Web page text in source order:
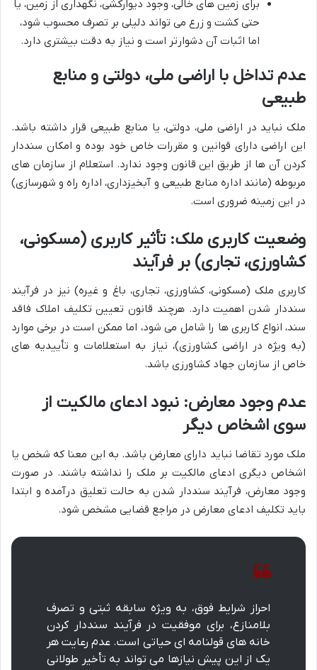
برای زمین های خالی، وجود دیوارکشی، نگهداری از زمین، یا
حتی کشت و زرع می تواند دلیلی بر تصرف محسوب شود،
اما اثبات آن دشوارتر است و نیاز به دقت بیشتری دارد.
عدم تداخل با اراضی ملی، دولتی و منابع
طبیعی
ملک نباید در اراضی ملی، دولتی، یا منابع طبیعی قرار داشته باشد.
این اراضی دارای قوانین و مقررات خاص خود بوده و امکان سنددار
کردن آن ها از طریق این قانون وجود ندارد. استعلام از سازمان های
مربوطه (مانند اداره منابع طبیعی و آبخیزداری، اداره راه و شهرسازی)
در این زمینه ضروری است.
وضعیت کاربری ملک: تأثیر کاربری (مسکونی،
کشاورزی، تجاری) بر فرآیند
کاربری ملک (مسکونی، کشاورزی، تجاری، باغ و غیره) نیز در فرآیند
سنددار شدن اهمیت دارد. هرچند قانون تعیین تکلیف املاک فاقد
سند، انواع کاربری ها را شامل می شود، اما ممکن است در برخی موارد
(به ویژه در اراضی کشاورزی)، نیاز به استعلامات و تأییدیه های
خاص از سازمان جهاد کشاورزی باشد.
عدم وجود معارض: نبود ادعای مالکیت از
سوی اشخاص دیگر
ملک مورد تقاضا نباید دارای معارض باشد. به این معنا که شخص یا
اشخاص دیگری ادعای مالکیت بر ملک را نداشته باشند. در صورت
وجود معارض، فرآیند سنددار شدن به حالت تعلیق درآمده و ابتدا
باید تکلیف ادعای معارض در مراجع قضایی مشخص شود.
احراز شرایط فوق، به ویژه سابقه ثبتی و تصرف
بلامنازع، برای موفقیت در فرآیند سنددار کردن
خانه های قولنامه ای حیاتی است. عدم رعایت هر
یک از این پیش نیازها می تواند به تأخیر طولانی